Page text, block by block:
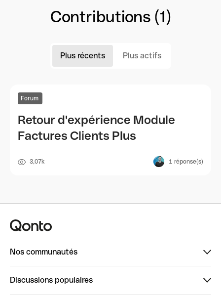
Contributions (1)
Plus récents Plus actifs
Forum
Retour d'expérience Module
Factures Clients Plus
3,07k 1 réponse(s)
Nos communautés
Discussions populaires